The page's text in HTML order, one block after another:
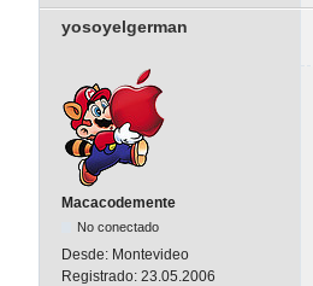
yosoyelgerman
Macacodemente
No conectado
Desde: Montevideo
Registrado: 23.05.2006